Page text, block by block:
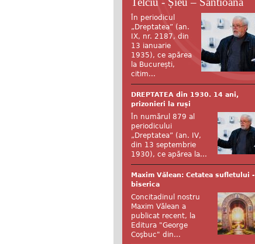
În periodicul
„Dreptatea” (an.
IX, nr. 2187, din
13 ianuarie
1935), ce apărea
la București,
citim...
DREPTATEA din 1930. 14 ani,
prizonieri la ruși
În numărul 879 al
periodicului
„Dreptatea” (an. IV,
din 13 septembrie
1930), ce apărea la...
Maxim Vălean: Cetatea sufletului -
biserica
Concitadinul nostru
Maxim Vălean a
publicat recent, la
Editura "George
Coşbuc" din...